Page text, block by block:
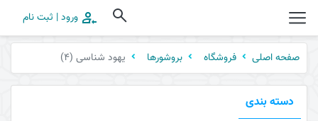
ورود | ثبت نام
صفحه اصلی فروشگاه بروشورها یهود شناسی (4)
دسته بندی